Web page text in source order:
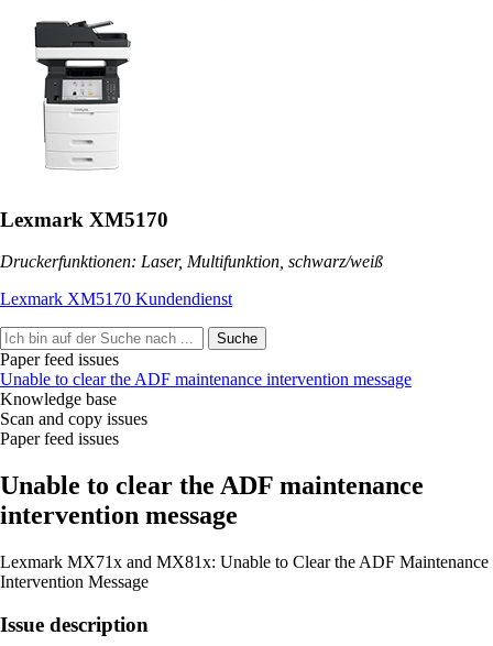
Lexmark XM5170
Druckerfunktionen: Laser, Multifunktion, schwarz/weiß
Lexmark XM5170 Kundendienst
Suche
Paper feed issues
Unable to clear the ADF maintenance intervention message
Knowledge base
Scan and copy issues
Paper feed issues
Unable to clear the ADF maintenance
intervention message
Lexmark MX71x and MX81x: Unable to Clear the ADF Maintenance
Intervention Message
Issue description